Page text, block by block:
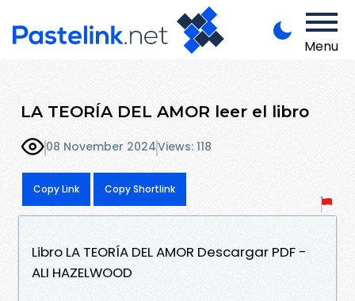
Menu
LA TEORÍA DEL AMOR leer el libro
08 November 2024Views: 118
Copy Link Copy Shortlink
Libro LA TEORÍA DEL AMOR Descargar PDF -
ALI HAZELWOOD